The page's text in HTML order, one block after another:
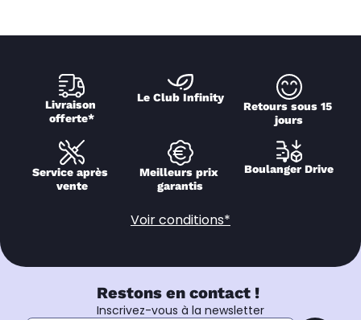
Livraison
offerte*
Le Club Infinity
Retours sous 15
jours
Service après
vente
Meilleurs prix
garantis
Boulanger Drive
Voir conditions*
Restons en contact !
Inscrivez-vous à la newsletter